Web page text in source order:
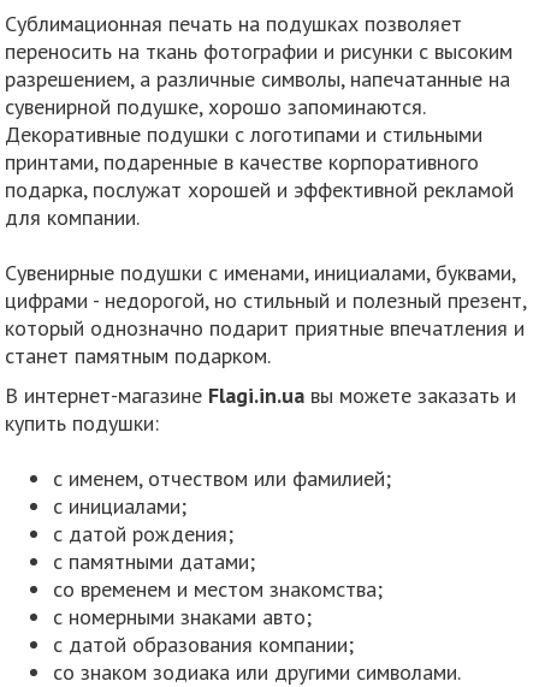
Сублимационная печать на подушках позволяет
переносить на ткань фотографии и рисунки с высоким
разрешением, а различные символы, напечатанные на
сувенирной подушке, хорошо запоминаются.
Декоративные подушки с логотипами и стильными
принтами, подаренные в качестве корпоративного
подарка, послужат хорошей и эффективной рекламой
для компании.
Сувенирные подушки с именами, инициалами, буквами,
цифрами - недорогой, но стильный и полезный презент,
который однозначно подарит приятные впечатления и
станет памятным подарком.
В интернет-магазине Flagi.in.ua вы можете заказать и
купить подушки:
с именем, отчеством или фамилией;
с инициалами;
с датой рождения;
с памятными датами;
со временем и местом знакомства;
с номерными знаками авто;
с датой образования компании;
со знаком зодиака или другими символами.